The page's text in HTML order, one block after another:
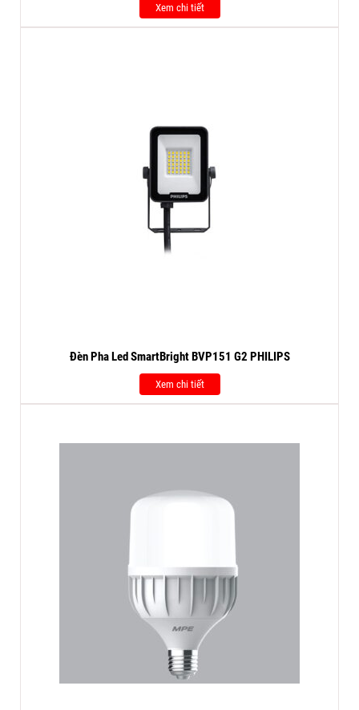
Xem chi tiết
Đèn Pha Led SmartBright BVP151 G2 PHILIPS
Xem chi tiết